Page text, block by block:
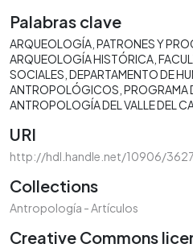
Palabras clave
ARQUEOLOGÍA PATRONES Y
ARQUEOLOGÍA HISTÓRICA
SOCIALES DEPARTAMENTO DE
ANTROPOLÓGICOS PROGRAMA
ANTROPOLOGÍA DEL VALLE DEL
URI
http://hdl.handle.net/10906/3627
Collections
Antropología - Artículos
Creative Commons